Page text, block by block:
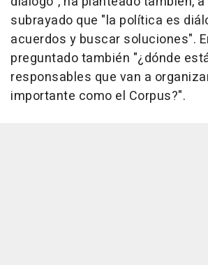
subrayado que "la política es
acuerdos y buscar soluciones".
preguntado también "¿dónde
responsables que van a
importante como el Corpus?".